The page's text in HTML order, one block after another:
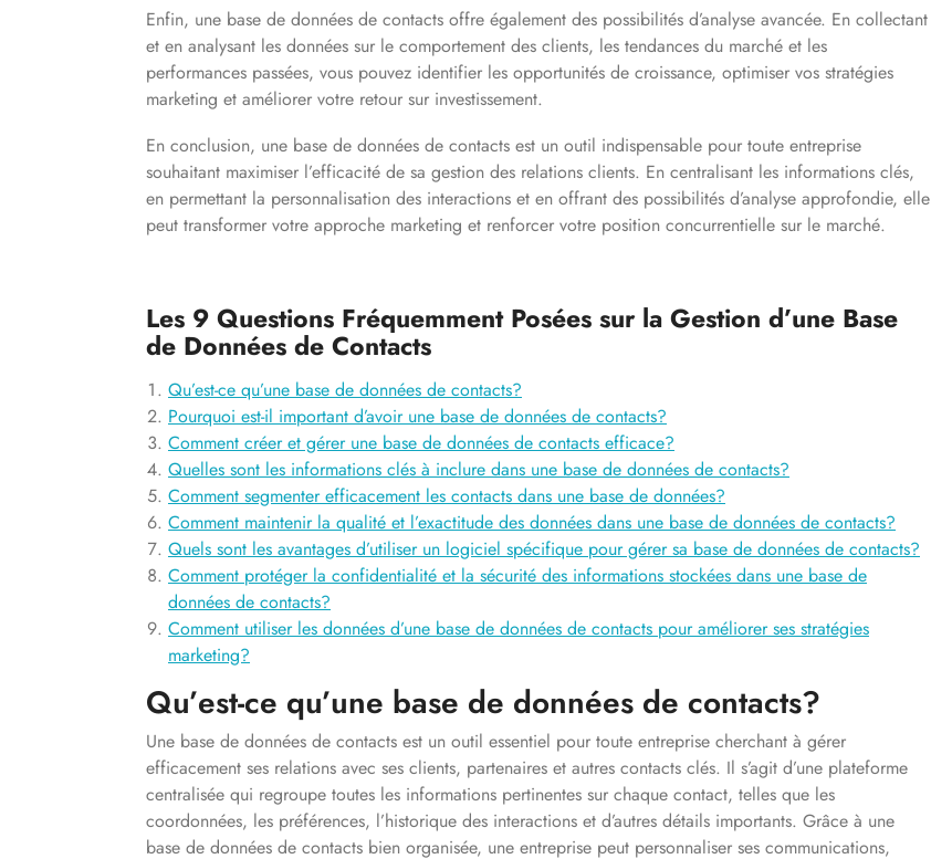
Enfin, une base de données de contacts offre également des possibilités d’analyse avancée. En collectant
et en analysant les données sur le comportement des clients, les tendances du marché et les
performances passées, vous pouvez identifier les opportunités de croissance, optimiser vos stratégies
marketing et améliorer votre retour sur investissement.
En conclusion, une base de données de contacts est un outil indispensable pour toute entreprise
souhaitant maximiser l’efficacité de sa gestion des relations clients. En centralisant les informations clés,
en permettant la personnalisation des interactions et en offrant des possibilités d’analyse approfondie, elle
peut transformer votre approche marketing et renforcer votre position concurrentielle sur le marché.
Les 9 Questions Fréquemment Posées sur la Gestion d’une Base
de Données de Contacts
Qu’est-ce qu’une base de données de contacts?
Pourquoi est-il important d’avoir une base de données de contacts?
Comment créer et gérer une base de données de contacts efficace?
Quelles sont les informations clés à inclure dans une base de données de contacts?
Comment segmenter efficacement les contacts dans une base de données?
Comment maintenir la qualité et l’exactitude des données dans une base de données de contacts?
Quels sont les avantages d’utiliser un logiciel spécifique pour gérer sa base de données de contacts?
Comment protéger la confidentialité et la sécurité des informations stockées dans une base de
données de contacts?
Comment utiliser les données d’une base de données de contacts pour améliorer ses stratégies
marketing?
Qu’est-ce qu’une base de données de contacts?
Une base de données de contacts est un outil essentiel pour toute entreprise cherchant à gérer
efficacement ses relations avec ses clients, partenaires et autres contacts clés. Il s’agit d’une plateforme
centralisée qui regroupe toutes les informations pertinentes sur chaque contact, telles que les
coordonnées, les préférences, l’historique des interactions et d’autres détails importants. Grâce à une
base de données de contacts bien organisée, une entreprise peut personnaliser ses communications,